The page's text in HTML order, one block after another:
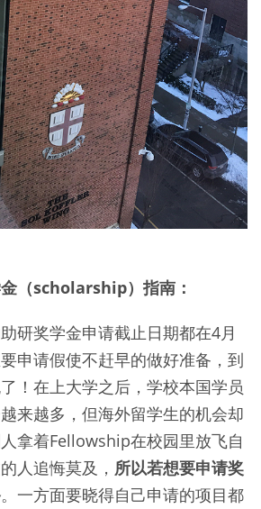
（scholarship）指南：
研奖学金申请截止日期都在4月
申请假使不赶早的做好准备，到
！在上大学之后，学校本国学员
来越多，但海外留学生的机会却
拿着Fellowship在校园里放飞自
人追悔莫及， 所以若想要申请奖
。一方面要晓得自己申请的项目都